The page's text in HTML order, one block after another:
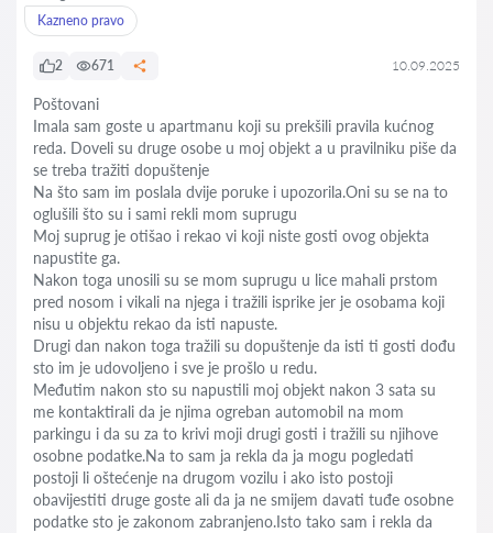
Kazneno pravo
2 671 10.09.2025
Poštovani
Imala sam goste u apartmanu koji su prekšili pravila kućnog
reda. Doveli su druge osobe u moj objekt a u pravilniku piše da
se treba tražiti dopuštenje
Na što sam im poslala dvije poruke i upozorila.Oni su se na to
oglušili što su i sami rekli mom suprugu
Moj suprug je otišao i rekao vi koji niste gosti ovog objekta
napustite ga.
Nakon toga unosili su se mom suprugu u lice mahali prstom
pred nosom i vikali na njega i tražili isprike jer je osobama koji
nisu u objektu rekao da isti napuste.
Drugi dan nakon toga tražili su dopuštenje da isti ti gosti dođu
sto im je udovoljeno i sve je prošlo u redu.
Međutim nakon sto su napustili moj objekt nakon 3 sata su
me kontaktirali da je njima ogreban automobil na mom
parkingu i da su za to krivi moji drugi gosti i tražili su njihove
osobne podatke.Na to sam ja rekla da ja mogu pogledati
postoji li oštećenje na drugom vozilu i ako isto postoji
obavijestiti druge goste ali da ja ne smijem davati tuđe osobne
podatke sto je zakonom zabranjeno.Isto tako sam i rekla da